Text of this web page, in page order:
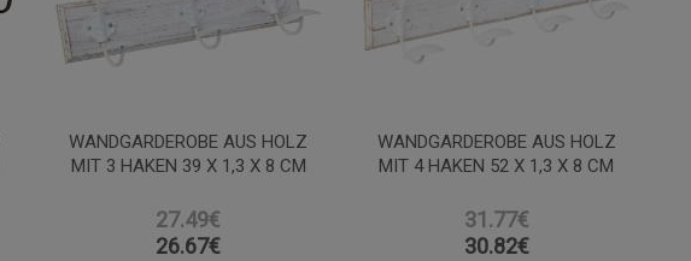
WANDGARDEROBE AUS HOLZ
MIT 3 HAKEN 39 X 1,3 X 8 CM
27.49€
26.67€
WANDGARDEROBE AUS HOLZ
MIT 4 HAKEN 52 X 1,3 X 8 CM
31.77€
30.82€